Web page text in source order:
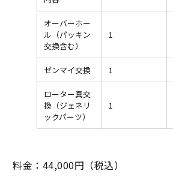
オーバーホー
ル（パッキン
交換含む）
1
ゼンマイ交換 1
ローター真交
換（ジェネリ
ックパーツ）
1
料金：44,000円（税込）